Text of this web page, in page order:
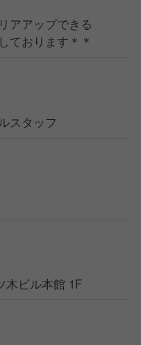
アアップできる
ております＊＊
スタッフ
木ビル本館 1F